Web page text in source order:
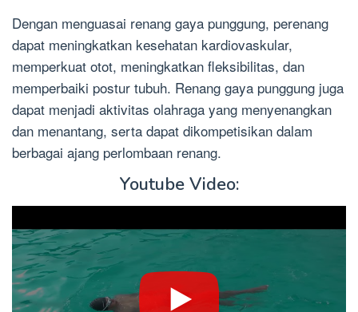
Dengan menguasai renang gaya punggung, perenang
dapat meningkatkan kesehatan kardiovaskular,
memperkuat otot, meningkatkan fleksibilitas, dan
memperbaiki postur tubuh. Renang gaya punggung juga
dapat menjadi aktivitas olahraga yang menyenangkan
dan menantang, serta dapat dikompetisikan dalam
berbagai ajang perlombaan renang.
Youtube Video: